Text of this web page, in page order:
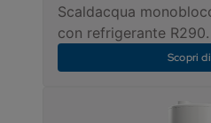
Scaldacqua
con refrigerante R290.
Scopri